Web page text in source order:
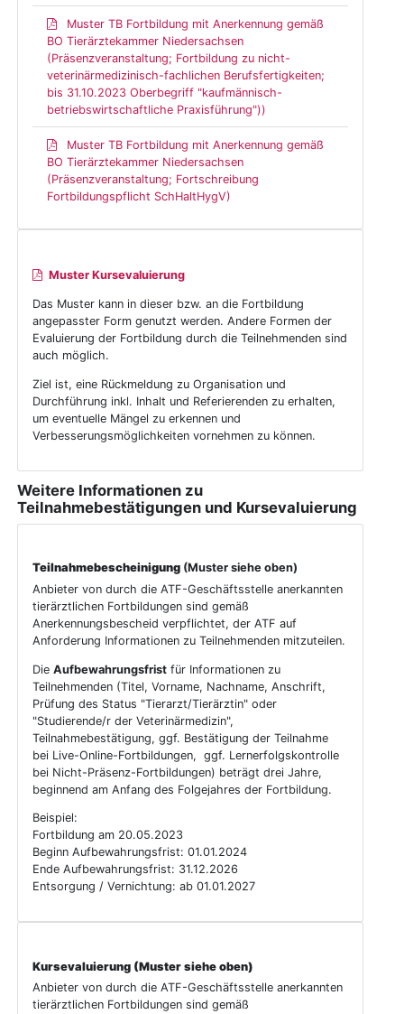
Muster TB Fortbildung mit Anerkennung gemäß
BO Tierärztekammer Niedersachsen
(Präsenzveranstaltung; Fortbildung zu nicht-
veterinärmedizinisch-fachlichen Berufsfertigkeiten;
bis 31.10.2023 Oberbegriff "kaufmännisch-
betriebswirtschaftliche Praxisführung"))
Muster TB Fortbildung mit Anerkennung gemäß
BO Tierärztekammer Niedersachsen
(Präsenzveranstaltung; Fortschreibung
Fortbildungspflicht SchHaltHygV)
Muster Kursevaluierung
Das Muster kann in dieser bzw. an die Fortbildung
angepasster Form genutzt werden. Andere Formen der
Evaluierung der Fortbildung durch die Teilnehmenden sind
auch möglich.
Ziel ist, eine Rückmeldung zu Organisation und
Durchführung inkl. Inhalt und Referierenden zu erhalten,
um eventuelle Mängel zu erkennen und
Verbesserungsmöglichkeiten vornehmen zu können.
Weitere Informationen zu
Teilnahmebestätigungen und Kursevaluierung
Teilnahmebescheinigung (Muster siehe oben)
Anbieter von durch die ATF-Geschäftsstelle anerkannten
tierärztlichen Fortbildungen sind gemäß
Anerkennungsbescheid verpflichtet, der ATF auf
Anforderung Informationen zu Teilnehmenden mitzuteilen.
DieAufbewahrungsfrist für Informationen zu
Teilnehmenden (Titel, Vorname, Nachname, Anschrift,
Prüfung des Status "Tierarzt/Tierärztin" oder
"Studierende/r der Veterinärmedizin",
Teilnahmebestätigung, ggf. Bestätigung der Teilnahme
bei Live-Online-Fortbildungen, ggf. Lernerfolgskontrolle
bei Nicht-Präsenz-Fortbildungen) beträgt drei Jahre,
beginnend am Anfang des Folgejahres der Fortbildung.
Beispiel:
Fortbildung am 20.05.2023
Beginn Aufbewahrungsfrist: 01.01.2024
Ende Aufbewahrungsfrist: 31.12.2026
Entsorgung / Vernichtung: ab 01.01.2027
Kursevaluierung (Muster siehe oben)
Anbieter von durch die ATF-Geschäftsstelle anerkannten
tierärztlichen Fortbildungen sind gemäß